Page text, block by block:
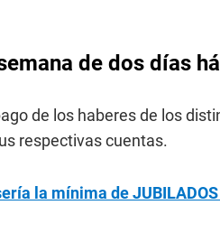
de dos días
de los haberes de los
respectivas cuentas.
la mínima de